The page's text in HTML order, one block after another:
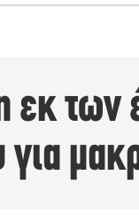
εκ
για